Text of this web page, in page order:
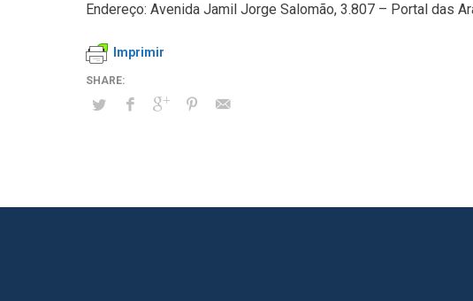
Endereço: Avenida Jamil Jorge Salomão, 3.807 – Portal das
Imprimir